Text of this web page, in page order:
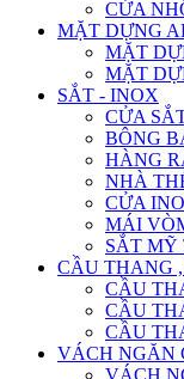
CỬA
MẶT DỰNG
MẶT
MẶT
SẮT - INOX
CỬA
BÔNG
HÀNG
NHÀ
CỬA
MÁI
SẮT MỸ
CẦU THANG
CẦU
CẦU
CẦU
VÁCH NGĂN